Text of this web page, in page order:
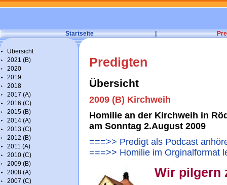
Startseite |
Übersicht
2021 (B)
2020
2019
2018
2017 (A)
2016 (C)
2015 (B)
2014 (A)
2013 (C)
2012 (B)
2011 (A)
2010 (C)
2009 (B)
2008 (A)
2007 (C)
Predigten
Übersicht
2009 (B) Kirchweih
Homilie an der Kirchweih in
am Sonntag 2.August 2009
===>> Predigt als Podcast
===>> Homilie im Orginalformat
Wir pilgern